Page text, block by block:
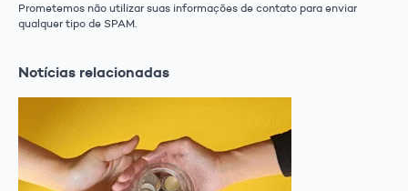
Prometemos não utilizar suas informações de contato para enviar
qualquer tipo de SPAM.
Notícias relacionadas